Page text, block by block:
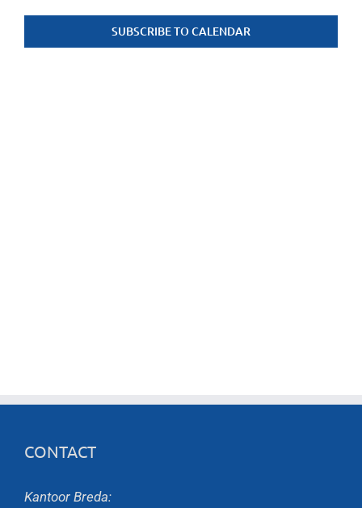
SUBSCRIBE TO CALENDAR
CONTACT
Kantoor Breda: